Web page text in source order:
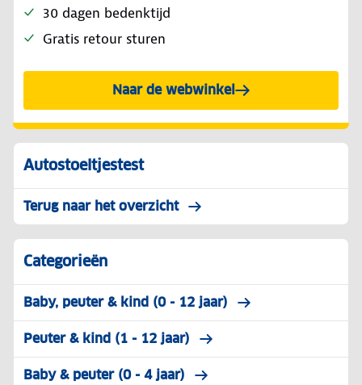
30 dagen bedenktijd
Gratis retour sturen
Naar de webwinkel
Autostoeltjestest
Terug naar het overzicht
Categorieën
Baby, peuter & kind (0 - 12 jaar)
Peuter & kind (1 - 12 jaar)
Baby & peuter (0 - 4 jaar)